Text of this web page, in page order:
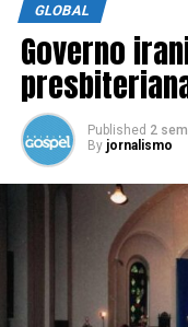
GLOBAL
Governo
Published 2
By jornalismo